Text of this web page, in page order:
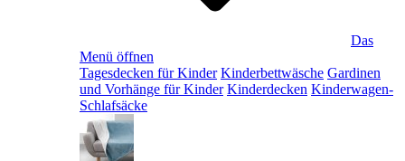
Das
Menü öffnen
Tagesdecken für Kinder Kinderbettwäsche Gardinen
und Vorhänge für Kinder Kinderdecken Kinderwagen-
Schlafsäcke